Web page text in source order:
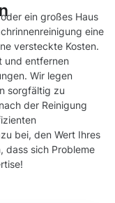
ein großes Haus
eine
versteckte Kosten.
und entfernen
Wir legen
sorgfältig zu
der Reinigung
bei, den Wert Ihres
dass sich Probleme